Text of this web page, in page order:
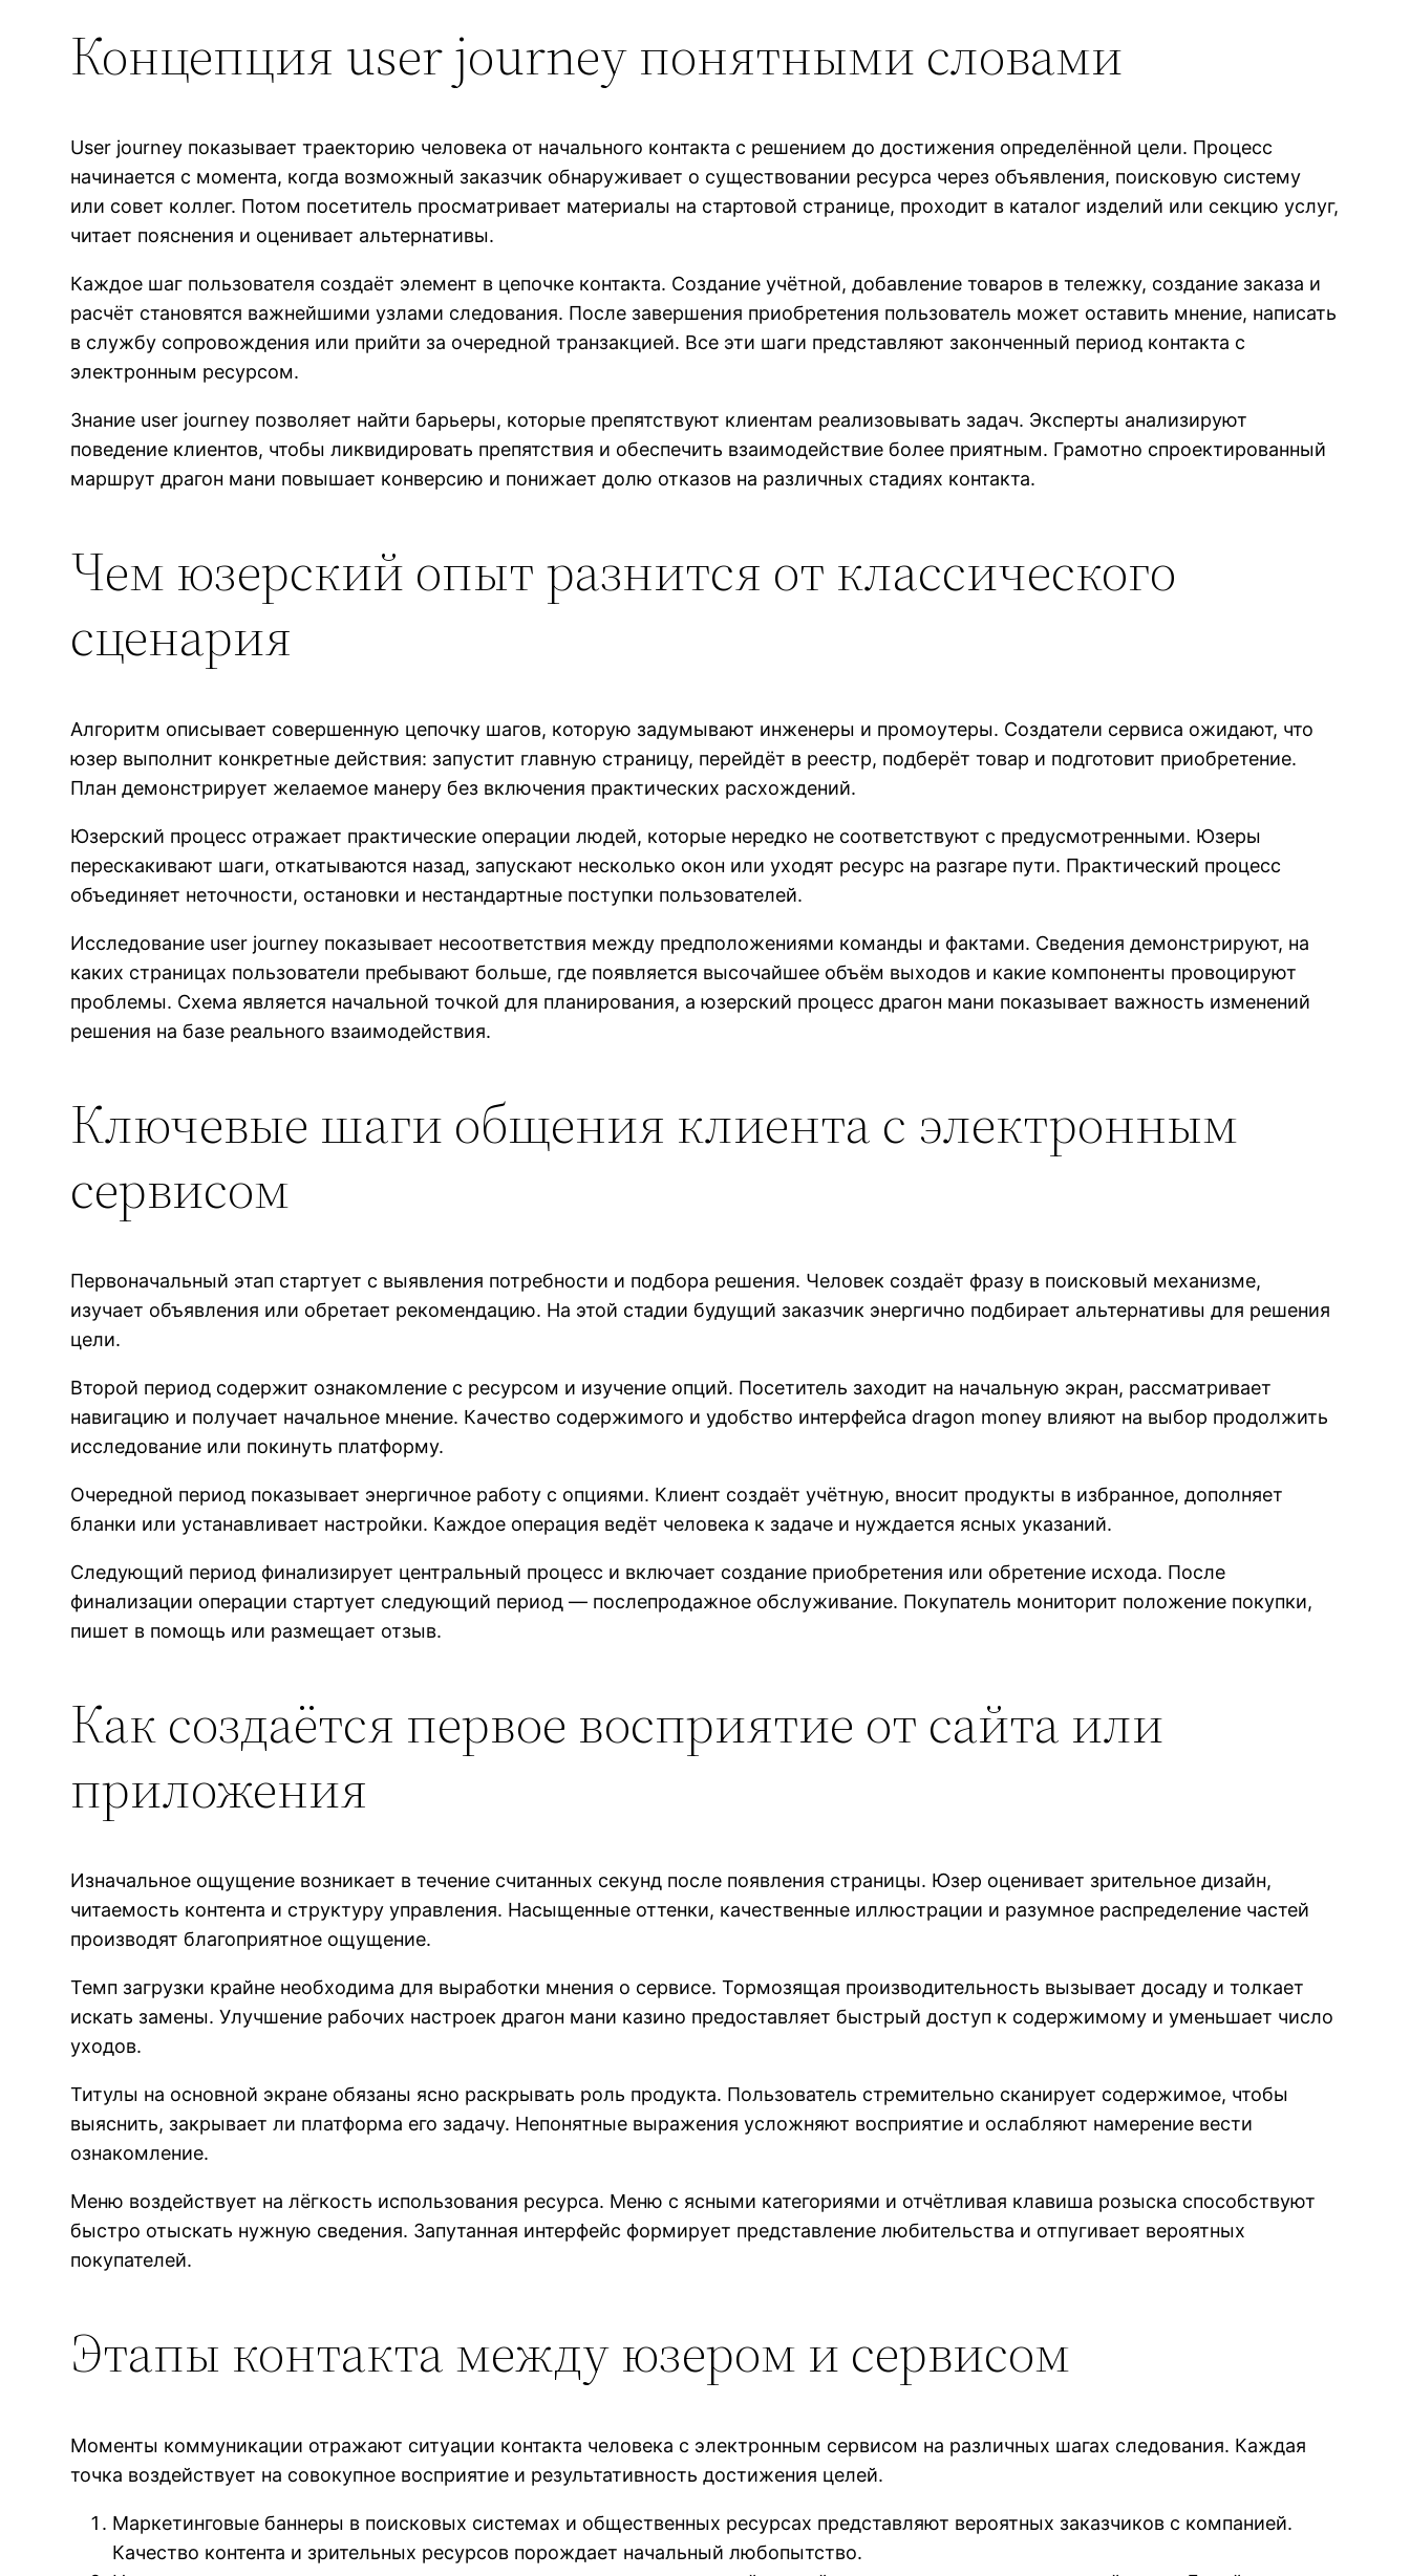
Концепция user journey понятными словами
User journey показывает траекторию человека от начального контакта с решением до достижения определённой цели. Процесс
начинается с момента, когда возможный заказчик обнаруживает о существовании ресурса через объявления, поисковую систему
или совет коллег. Потом посетитель просматривает материалы на стартовой странице, проходит в каталог изделий или секцию услуг,
читает пояснения и оценивает альтернативы.
Каждое шаг пользователя создаёт элемент в цепочке контакта. Создание учётной, добавление товаров в тележку, создание заказа и
расчёт становятся важнейшими узлами следования. После завершения приобретения пользователь может оставить мнение, написать
в службу сопровождения или прийти за очередной транзакцией. Все эти шаги представляют законченный период контакта с
электронным ресурсом.
Знание user journey позволяет найти барьеры, которые препятствуют клиентам реализовывать задач. Эксперты анализируют
поведение клиентов, чтобы ликвидировать препятствия и обеспечить взаимодействие более приятным. Грамотно спроектированный
маршрут драгон мани повышает конверсию и понижает долю отказов на различных стадиях контакта.
Чем юзерский опыт разнится от классического
сценария
Алгоритм описывает совершенную цепочку шагов, которую задумывают инженеры и промоутеры. Создатели сервиса ожидают, что
юзер выполнит конкретные действия: запустит главную страницу, перейдёт в реестр, подберёт товар и подготовит приобретение.
План демонстрирует желаемое манеру без включения практических расхождений.
Юзерский процесс отражает практические операции людей, которые нередко не соответствуют с предусмотренными. Юзеры
перескакивают шаги, откатываются назад, запускают несколько окон или уходят ресурс на разгаре пути. Практический процесс
объединяет неточности, остановки и нестандартные поступки пользователей.
Исследование user journey показывает несоответствия между предположениями команды и фактами. Сведения демонстрируют, на
каких страницах пользователи пребывают больше, где появляется высочайшее объём выходов и какие компоненты провоцируют
проблемы. Схема является начальной точкой для планирования, а юзерский процесс драгон мани показывает важность изменений
решения на базе реального взаимодействия.
Ключевые шаги общения клиента с электронным
сервисом
Первоначальный этап стартует с выявления потребности и подбора решения. Человек создаёт фразу в поисковый механизме,
изучает объявления или обретает рекомендацию. На этой стадии будущий заказчик энергично подбирает альтернативы для решения
цели.
Второй период содержит ознакомление с ресурсом и изучение опций. Посетитель заходит на начальную экран, рассматривает
навигацию и получает начальное мнение. Качество содержимого и удобство интерфейса dragon money влияют на выбор продолжить
исследование или покинуть платформу.
Очередной период показывает энергичное работу с опциями. Клиент создаёт учётную, вносит продукты в избранное, дополняет
бланки или устанавливает настройки. Каждое операция ведёт человека к задаче и нуждается ясных указаний.
Следующий период финализирует центральный процесс и включает создание приобретения или обретение исхода. После
финализации операции стартует следующий период — послепродажное обслуживание. Покупатель мониторит положение покупки,
пишет в помощь или размещает отзыв.
Как создаётся первое восприятие от сайта или
приложения
Изначальное ощущение возникает в течение считанных секунд после появления страницы. Юзер оценивает зрительное дизайн,
читаемость контента и структуру управления. Насыщенные оттенки, качественные иллюстрации и разумное распределение частей
производят благоприятное ощущение.
Темп загрузки крайне необходима для выработки мнения о сервисе. Тормозящая производительность вызывает досаду и толкает
искать замены. Улучшение рабочих настроек драгон мани казино предоставляет быстрый доступ к содержимому и уменьшает число
уходов.
Титулы на основной экране обязаны ясно раскрывать роль продукта. Пользователь стремительно сканирует содержимое, чтобы
выяснить, закрывает ли платформа его задачу. Непонятные выражения усложняют восприятие и ослабляют намерение вести
ознакомление.
Меню воздействует на лёгкость использования ресурса. Меню с ясными категориями и отчётливая клавиша розыска способствуют
быстро отыскать нужную сведения. Запутанная интерфейс формирует представление любительства и отпугивает вероятных
покупателей.
Этапы контакта между юзером и сервисом
Моменты коммуникации отражают ситуации контакта человека с электронным сервисом на различных шагах следования. Каждая
точка воздействует на совокупное восприятие и результативность достижения целей.
Маркетинговые баннеры в поисковых системах и общественных ресурсах представляют вероятных заказчиков с компанией.
Качество контента и зрительных ресурсов порождает начальный любопытство.